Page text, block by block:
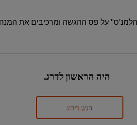
על פס ההגשה ומרכיבים את
היה הראשון לדרג.
הגש דירוג